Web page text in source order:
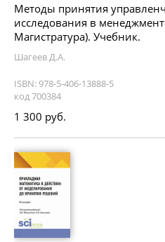
Методы принятия
исследования в
Магистратура). Учебник.
Шагеев Д.А.
ISBN: 978-5-406-13888-5
код 700384
1 300 руб.